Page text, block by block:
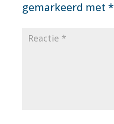
gemarkeerd met *